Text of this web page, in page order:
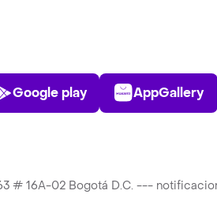
Play Store
Google play AppGallery
# 16A-02 Bogotá D.C. ---